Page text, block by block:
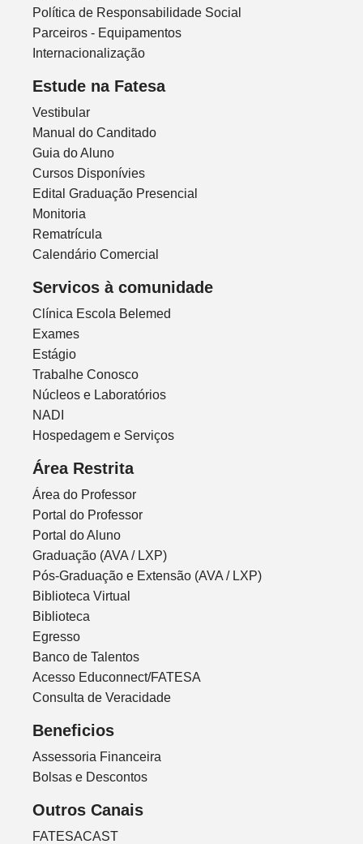
Política de Responsabilidade Social
Parceiros - Equipamentos
Internacionalização
Estude na Fatesa
Vestibular
Manual do Canditado
Guia do Aluno
Cursos Disponívies
Edital Graduação Presencial
Monitoria
Rematrícula
Calendário Comercial
Servicos à comunidade
Clínica Escola Belemed
Exames
Estágio
Trabalhe Conosco
Núcleos e Laboratórios
NADI
Hospedagem e Serviços
Área Restrita
Área do Professor
Portal do Professor
Portal do Aluno
Graduação (AVA / LXP)
Pós-Graduação e Extensão (AVA / LXP)
Biblioteca Virtual
Biblioteca
Egresso
Banco de Talentos
Acesso Educonnect/FATESA
Consulta de Veracidade
Beneficios
Assessoria Financeira
Bolsas e Descontos
Outros Canais
FATESACAST